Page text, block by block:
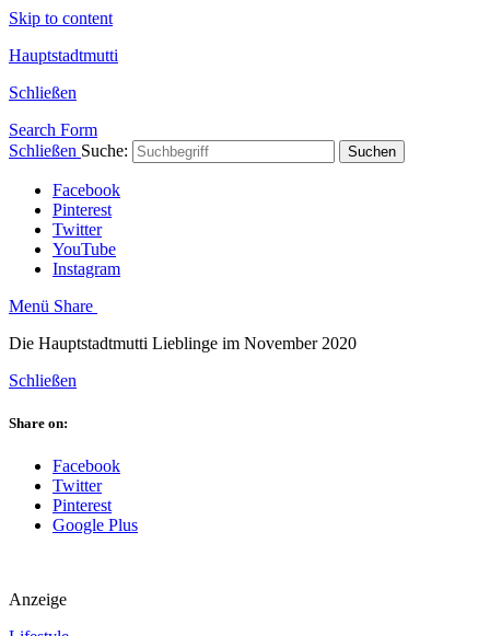
Skip to content
Hauptstadtmutti
Schließen
Search Form
Schließen Suche: Suchen
Facebook
Pinterest
Twitter
YouTube
Instagram
Menü Share
Die Hauptstadtmutti Lieblinge im November 2020
Schließen
Share on:
Facebook
Twitter
Pinterest
Google Plus
Anzeige